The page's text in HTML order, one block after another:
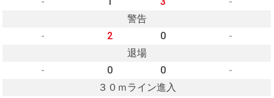
警告
-
2 0
-
退場
-
0 0
-
３０ｍライン進入